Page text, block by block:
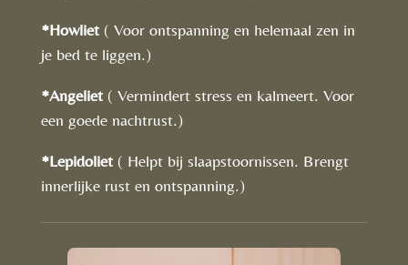
*Howliet( Voor ontspanning en helemaal zen in
je bed te liggen.)
*Angeliet( Vermindert stress en kalmeert. Voor
een goede nachtrust.)
*Lepidoliet( Helpt bij slaapstoornissen. Brengt
innerlijke rust en ontspanning.)